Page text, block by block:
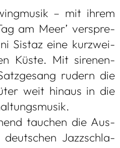
– mit ihrem
am Meer’ ver­spre­
Sis­taz eine kurz­wei­
Küste. Mit sire­nen­
rudern die
weit hin­aus in die
tau­chen die Aus­
Jazz­schla­